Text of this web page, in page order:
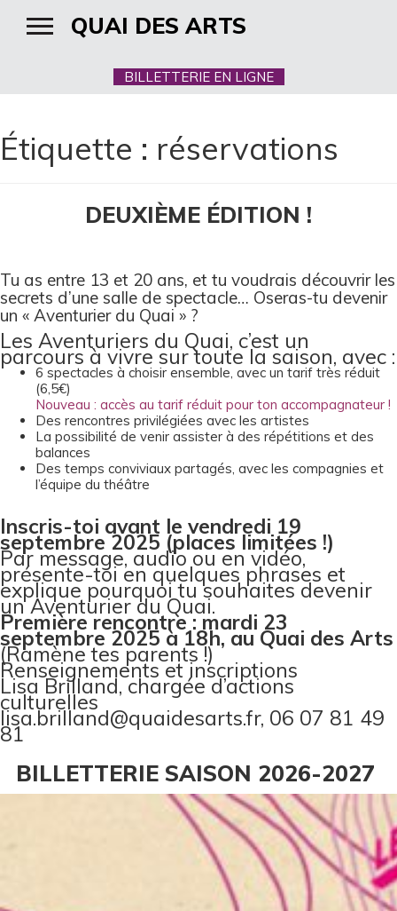
QUAI DES ARTS
BILLETTERIE EN LIGNE
Étiquette : réservations
DEUXIÈME ÉDITION !
Tu as entre 13 et 20 ans, et tu voudrais découvrir les
secrets d’une salle de spectacle… Oseras-tu devenir
un « Aventurier du Quai » ?
Les Aventuriers du Quai, c’est un
parcours à vivre sur toute la saison, avec :
6 spectacles à choisir ensemble, avec un tarif très réduit
(6,5€)
Nouveau : accès au tarif réduit pour ton accompagnateur !
Des rencontres privilégiées avec les artistes
La possibilité de venir assister à des répétitions et des
balances
Des temps conviviaux partagés, avec les compagnies et
l’équipe du théâtre
Inscris-toi avant le vendredi 19
septembre 2025 (places limitées !)
Par message, audio ou en vidéo,
présente-toi en quelques phrases et
explique pourquoi tu souhaites devenir
un Aventurier du Quai.
Première rencontre : mardi 23
septembre 2025 à 18h, au Quai des Arts
(Ramène tes parents !)
Renseignements et inscriptions
Lisa Brilland, chargée d’actions
culturelles
lisa.brilland@quaidesarts.fr, 06 07 81 49
81
BILLETTERIE SAISON 2026-2027